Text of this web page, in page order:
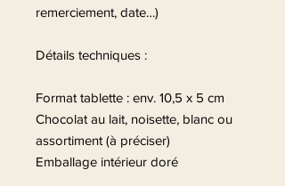
remerciement, date…)
Détails techniques :
Format tablette : env. 10,5 x 5 cm
Chocolat au lait, noisette, blanc ou
assortiment (à préciser)
Emballage intérieur doré